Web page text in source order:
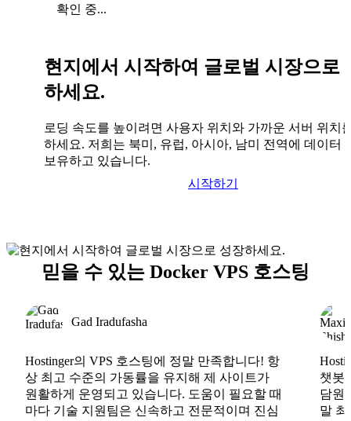
확인 중...
현지에서 시작하여 글로벌 시장으로
하세요.
로딩 속도를 높이려면 사용자 위치와 가까운 서버 위치
하세요. 저희는 북미, 유럽, 아시아, 남미 전역에 데이터
보유하고 있습니다.
시작하기
믿을 수 있는 Docker VPS 호스팅
Gad Iradufasha
Hostinger의 VPS 호스팅에 정말 만족합니다! 항
상 최고 수준의 가동률을 유지해 제 사이트가
원활하게 운영되고 있습니다. 도움이 필요할 때
마다 기술 지원팀은 신속하고 전문적이며 진심
챗봇
담원
말